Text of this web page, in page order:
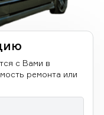
с Вами в
ремонта или